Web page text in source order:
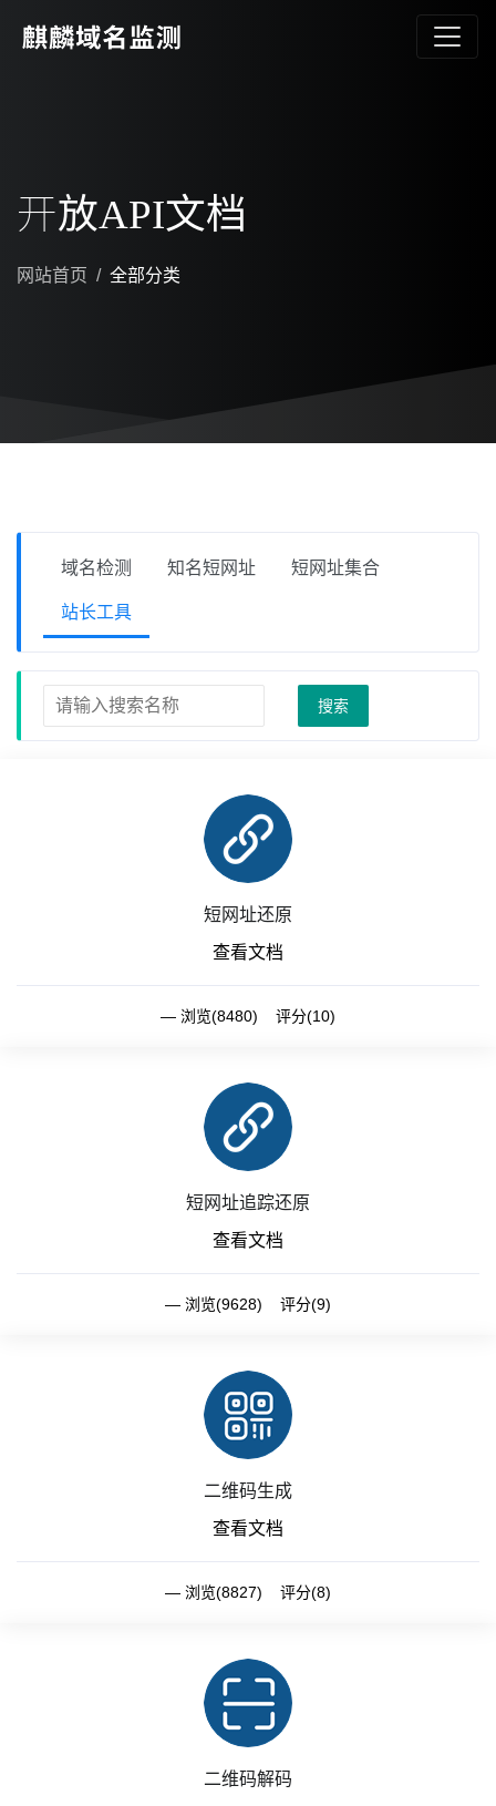
开放API文档
网站首页 全部分类
域名检测 知名短网址 短网址集合
站长工具
搜索
短网址还原
查看文档
浏览(8480) 评分(10)
短网址追踪还原
查看文档
浏览(9628) 评分(9)
二维码生成
查看文档
浏览(8827) 评分(8)
二维码解码